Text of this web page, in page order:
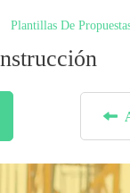
Plantillas De